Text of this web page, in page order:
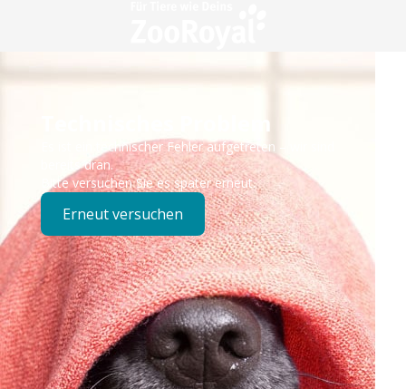
Technisches Problem
Es ist ein technischer Fehler aufgetreten – wir sind
bereits dran.
Bitte versuchen Sie es später erneut.
Erneut versuchen